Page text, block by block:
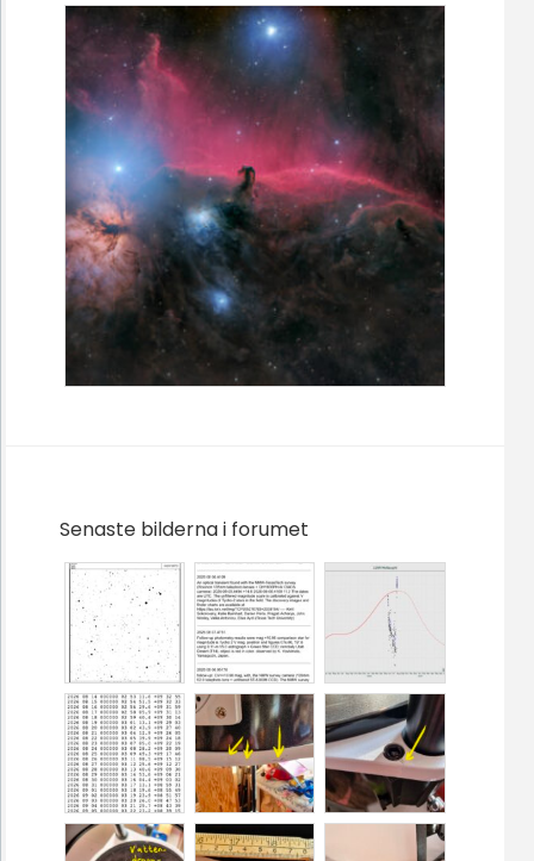
Senaste bilderna i forumet